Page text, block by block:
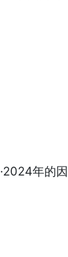
·2024年的